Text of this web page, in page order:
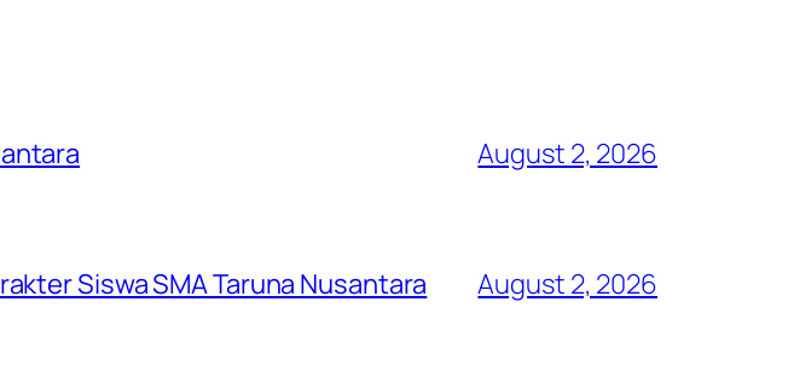
August 2, 2026
Siswa SMA Taruna Nusantara August 2, 2026